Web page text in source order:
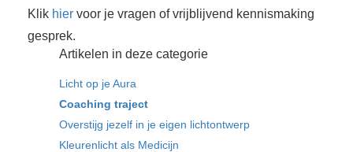
Klik hier voor je vragen of vrijblijvend kennismaking
gesprek.
Artikelen in deze categorie
Licht op je Aura
Coaching traject
Overstijg jezelf in je eigen lichtontwerp
Kleurenlicht als Medicijn